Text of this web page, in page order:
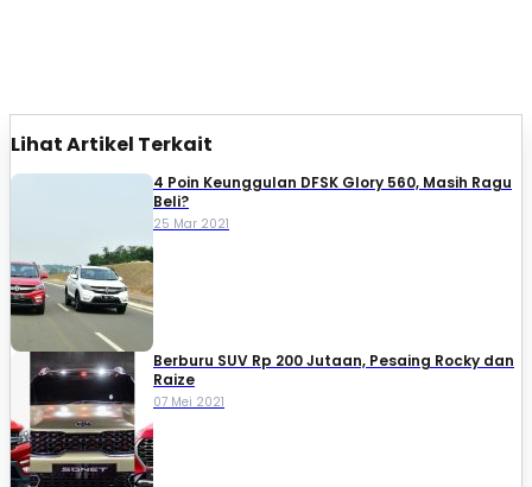
Lihat Artikel Terkait
4 Poin Keunggulan DFSK Glory 560, Masih Ragu
Beli?
25 Mar 2021
Berburu SUV Rp 200 Jutaan, Pesaing Rocky dan
Raize
07 Mei 2021